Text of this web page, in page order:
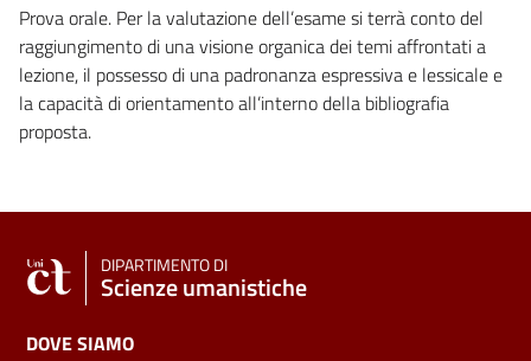
Prova orale. Per la valutazione dell’esame si terrà conto del
raggiungimento di una visione organica dei temi affrontati a
lezione, il possesso di una padronanza espressiva e lessicale e
la capacità di orientamento all’interno della bibliografia
proposta.
DIPARTIMENTO DI
Scienze umanistiche
DOVE SIAMO